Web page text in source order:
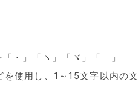
・」「ヽ」「ヾ」「ゝ」
使用し、1～15文字以内の文